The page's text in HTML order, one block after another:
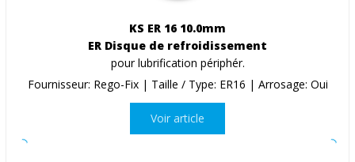
KS ER 16 10.0mm
ER Disque de refroidissement
pour lubrification périphér.
Fournisseur: Rego-Fix | Taille / Type: ER16 | Arrosage: Oui
Voir article